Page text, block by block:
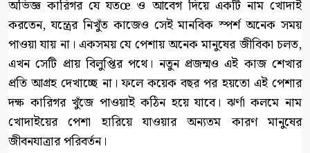
অভিজ্ঞ কারিগর যে যতœ ও আবেগ দিয়ে একটি নাম খোদাই
করতেন, যন্ত্রের নিখুঁত কাজেও সেই মানবিক স্পর্শ অনেক সময়
পাওয়া যায় না। একসময় যে পেশায় অনেক মানুষের জীবিকা চলত,
এখন সেটি প্রায় বিলুপ্তির পথে। নতুন প্রজন্মও এই কাজ শেখার
প্রতি আগ্রহ দেখাচ্ছে না। ফলে কয়েক বছর পর হয়তো এই পেশার
দক্ষ কারিগর খুঁজে পাওয়াই কঠিন হয়ে যাবে। ঝর্ণা কলমে নাম
খোদাইয়ের পেশা হারিয়ে যাওয়ার অন্যতম কারণ মানুষের
জীবনযাত্রার পরিবর্তন।